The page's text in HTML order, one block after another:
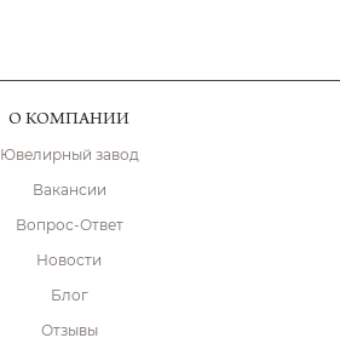
О КОМПАНИИ
Ювелирный завод
Вакансии
Вопрос-Ответ
Новости
Блог
Отзывы